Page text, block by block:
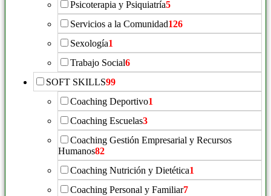
Psicoterapia y Psiquiatría5
Servicios a la Comunidad126
Sexología1
Trabajo Social6
SOFT SKILLS99
Coaching Deportivo1
Coaching Escuelas3
Coaching Gestión Empresarial y Recursos
Humanos82
Coaching Nutrición y Dietética1
Coaching Personal y Familiar7